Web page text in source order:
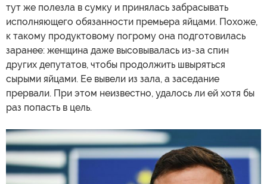
тут же полезла в сумку и принялась забрасывать
исполняющего обязанности премьера яйцами. Похоже,
к такому продуктовому погрому она подготовилась
заранее: женщина даже высовывалась из-за спин
других депутатов, чтобы продолжить швыряться
сырыми яйцами. Ее вывели из зала, а заседание
прервали. При этом неизвестно, удалось ли ей хотя бы
раз попасть в цель.